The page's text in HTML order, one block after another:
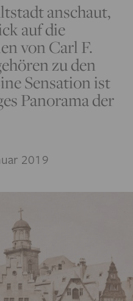
anschaut,
auf die
von Carl F.
zu den
Sensation ist
Panorama der
2019